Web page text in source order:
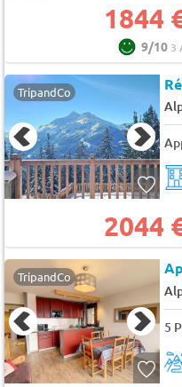
1844
9/10 3
TripandCo
2044
TripandCo